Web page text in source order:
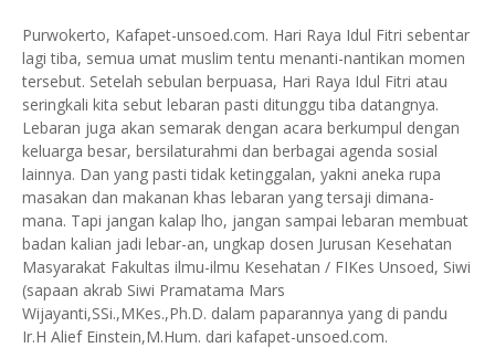
Purwokerto, Kafapet-unsoed.com. Hari Raya Idul Fitri sebentar
lagi tiba, semua umat muslim tentu menanti-nantikan momen
tersebut. Setelah sebulan berpuasa, Hari Raya Idul Fitri atau
seringkali kita sebut lebaran pasti ditunggu tiba datangnya.
Lebaran juga akan semarak dengan acara berkumpul dengan
keluarga besar, bersilaturahmi dan berbagai agenda sosial
lainnya. Dan yang pasti tidak ketinggalan, yakni aneka rupa
masakan dan makanan khas lebaran yang tersaji dimana-
mana. Tapi jangan kalap lho, jangan sampai lebaran membuat
badan kalian jadi lebar-an, ungkap dosen Jurusan Kesehatan
Masyarakat Fakultas ilmu-ilmu Kesehatan / FIKes Unsoed, Siwi
(sapaan akrab Siwi Pramatama Mars
Wijayanti,SSi.,MKes.,Ph.D. dalam paparannya yang di pandu
Ir.H Alief Einstein,M.Hum. dari kafapet-unsoed.com.